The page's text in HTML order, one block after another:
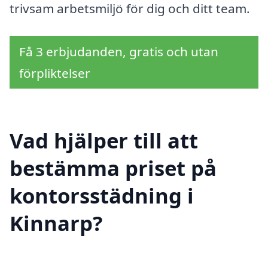
trivsam arbetsmiljö för dig och ditt team.
Få 3 erbjudanden, gratis och utan
förpliktelser
Vad hjälper till att
bestämma priset på
kontorsstädning i
Kinnarp?